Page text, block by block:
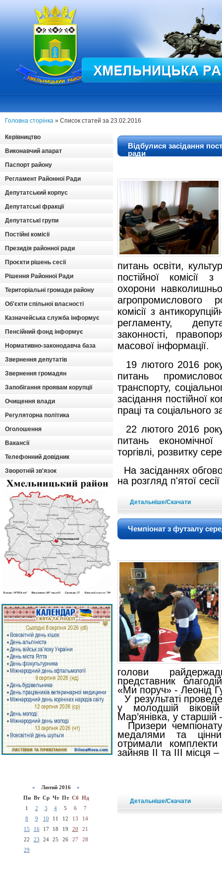
Головна сторінка » Список статей за 23.02.2016
Керівництво
Виконавчий апарат
Паспорт району
Регламент Районної Ради
Депутатський корпус
Депутатські фракції
Депутатські групи
Постійні комісії
Президія районної ради
Проєкти рішень сесії
Рішення Районної Ради
Територіальні громади району
Об'єкти спільної власності
Казначейська служба інформує
Пенсійний фонд інформує
Нормативно-законодавча база
Звернення депутатів
Звернення громадян
Запобігання проявам корупції
Очищення влади
Регуляторна політика
Оголошення
Вакансії
Телефонний довідник
Зворотній зв'язок
« Лютий 2016 »
Пн Вт Ср Чт Пт Сб Нд
1
2 3 4 5 6
7
8
9 10 11 12 13
14
15
16 17 18 19 20
21
22
23 24 25 26 27
28
29
Відбулися засідання
ради
питань освіти,
постійної комісії
охорони
агропромислового
комісії з
регламенту,
законності,
масової інформації.
19 лютого 2016
питань
транспорту,
засідання постійної
праці та соціального
22 лютого 2016
питань
торгівлі, розвитку
На засіданнях
на розгляд п'ятої
Детальніше/Скачати
Чемпіонат з футзалу
голови
представник
«Ми поруч» - Леонід
У результаті
у молодшій
Мар’янівка, у
Призери
медалями та
отримали
зайняв ІІ та ІІІ місця –
Детальніше/Скачати